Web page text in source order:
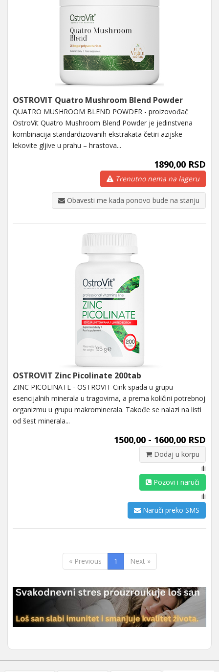
OSTROVIT Quatro Mushroom Blend Powder
QUATRO MUSHROOM BLEND POWDER - proizovođač
OstroVit Quatro Mushroom Blend Powder je jedinstvena
kombinacija standardizovanih ekstrakata četiri azijske
lekovite gljive u prahu – hrastova...
1890,00 RSD
Trenutno nema na lageru
Obavesti me kada ponovo bude na stanju
OSTROVIT Zinc Picolinate 200tab
ZINC PICOLINATE - OSTROVIT Cink spada u grupu
esencijalnih minerala u tragovima, a prema količini potrebnoj
organizmu u grupu makrominerala. Takođe se nalazi na listi
od šest minerala...
1500,00 - 1600,00 RSD
Dodaj u korpu
ili
Pozovi i naruči
ili
Naruči preko SMS
« Previous 1 Next »